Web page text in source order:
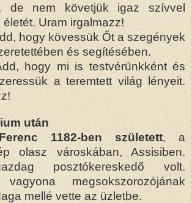
de nem követjük igaz szívvel
Uram irgalmazz!
hogy kövessük Őt a szegények
és segítésében.
hogy mi is testvérünkként és
a teremtett világ lényeit.
után
1182-ben született, a
olasz városkában, Assisiben.
posztókereskedő volt.
vagyona megsokszorozójának
mellé vette az üzletbe.